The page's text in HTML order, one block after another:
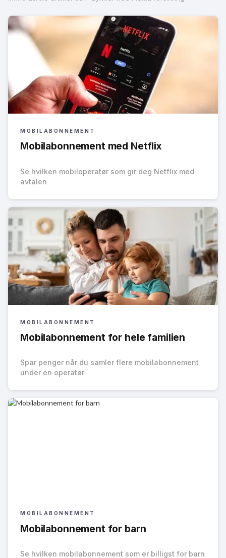
MOBILABONNEMENT
Mobilabonnement med Netflix
Se hvilken mobiloperatør som gir deg Netflix med
avtalen
MOBILABONNEMENT
Mobilabonnement for hele familien
Spar penger når du samler flere mobilabonnement
under en operatør
MOBILABONNEMENT
Mobilabonnement for barn
Se hvilken mobilabonnement som er billigst for barn